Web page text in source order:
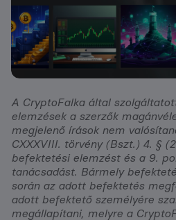
A CryptoFalka által
elemzések a szerzők
megjelenő írások nem
CXXXVIII. törvény (Bszt.) 4. §
befektetési elemzést és a 9.
tanácsadást. Bármely
során az adott befektetés
adott befektető személyére
megállapítani, melyre a